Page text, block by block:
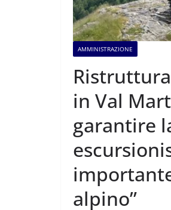
AMMINISTRAZIONE
in Val
garantire
alpino”